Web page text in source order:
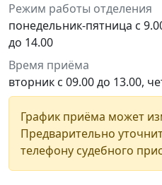
Режим работы отделения
понедельник-пятница с
до 14.00
Время приёма
вторник с 09.00 до 13.00,
График приёма может
Предварительно
телефону судебного